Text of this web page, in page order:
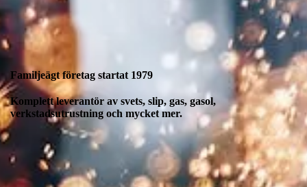
Familjeägt företag startat 1979
Komplett leverantör av svets, slip, gas, gasol,
verkstadsutrustning och mycket mer.